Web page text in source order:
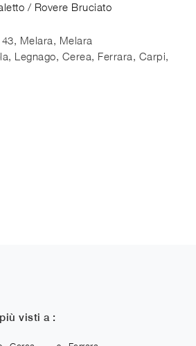
/ Rovere Bruciato
Melara, Melara
Legnago, Cerea, Ferrara, Carpi,
visti a :